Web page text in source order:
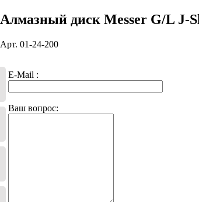
Алмазный диск Messer G/L J-
Арт. 01-24-200
E-Mail :
Ваш вопрос: